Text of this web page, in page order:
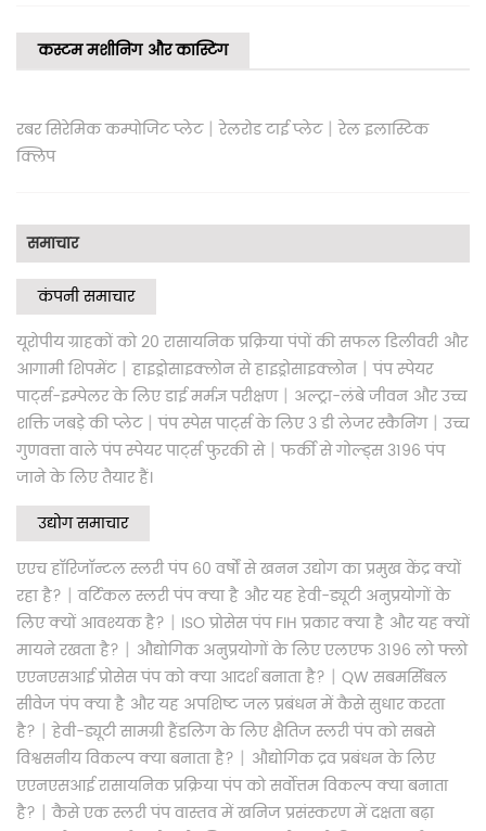
कस्टम मशीनिंग और कास्टिंग
रबर सिरेमिक कम्पोजिट प्लेट|रेलरोड टाई प्लेट|रेल इलास्टिक
क्लिप
समाचार
कंपनी समाचार
यूरोपीय ग्राहकों को 20 रासायनिक प्रक्रिया पंपों की सफल डिलीवरी और
आगामी शिपमेंट|हाइड्रोसाइक्लोन से हाइड्रोसाइक्लोन|पंप स्पेयर
पार्ट्स-इम्पेलर के लिए डाई मर्मज्ञ परीक्षण| अल्ट्रा-लंबे जीवन और उच्च
शक्ति जबड़े की प्लेट|पंप स्पेस पार्ट्स के लिए 3 डी लेजर स्कैनिंग|उच्च
गुणवत्ता वाले पंप स्पेयर पार्ट्स फुरकी से|फर्की से गोल्ड्स 3196 पंप
जाने के लिए तैयार हैं।
उद्योग समाचार
एएच हॉरिजॉन्टल स्लरी पंप 60 वर्षों से खनन उद्योग का प्रमुख केंद्र क्यों
रहा है? |वर्टिकल स्लरी पंप क्या है और यह हेवी-ड्यूटी अनुप्रयोगों के
लिए क्यों आवश्यक है? | ISO प्रोसेस पंप FIH प्रकार क्या है और यह क्यों
मायने रखता है? | औद्योगिक अनुप्रयोगों के लिए एलएफ 3196 लो फ्लो
एएनएसआई प्रोसेस पंप को क्या आदर्श बनाता है? | QW सबमर्सिबल
सीवेज पंप क्या है और यह अपशिष्ट जल प्रबंधन में कैसे सुधार करता
है? |हेवी-ड्यूटी सामग्री हैंडलिंग के लिए क्षैतिज स्लरी पंप को सबसे
विश्वसनीय विकल्प क्या बनाता है? | औद्योगिक द्रव प्रबंधन के लिए
एएनएसआई रासायनिक प्रक्रिया पंप को सर्वोत्तम विकल्प क्या बनाता
है? |कैसे एक स्लरी पंप वास्तव में खनिज प्रसंस्करण में दक्षता बढ़ा